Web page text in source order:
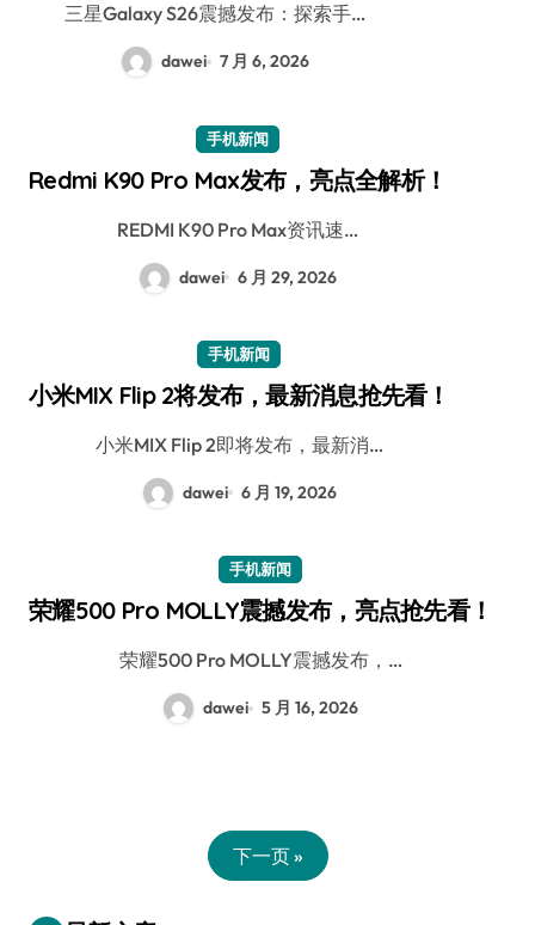
三星Galaxy S26震撼发布：探索手…
dawei 7 月 6, 2026
手机新闻
Redmi K90 Pro Max发布，亮点全解析！
REDMI K90 Pro Max资讯速…
dawei 6 月 29, 2026
手机新闻
小米MIX Flip 2将发布，最新消息抢先看！
小米MIX Flip 2即将发布，最新消…
dawei 6 月 19, 2026
手机新闻
荣耀500 Pro MOLLY震撼发布，亮点抢先看！
荣耀500 Pro MOLLY震撼发布，…
dawei 5 月 16, 2026
下一页 »